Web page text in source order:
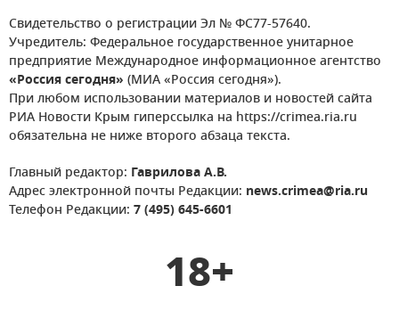
Свидетельство о регистрации Эл № ФС77-57640.
Учредитель: Федеральное государственное унитарное
предприятие Международное информационное агентство
«Россия сегодня» (МИА «Россия сегодня»).
При любом использовании материалов и новостей сайта
РИА Новости Крым гиперссылка на https://crimea.ria.ru
обязательна не ниже второго абзаца текста.
Главный редактор: Гаврилова А.В.
Адрес электронной почты Редакции: news.crimea@ria.ru
Телефон Редакции: 7 (495) 645-6601
18+